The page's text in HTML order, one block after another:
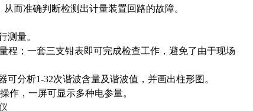
而准确判断检测出计量装置回路的故障。
测量。
程；一套三支钳表即可完成检查工作，避免了由于现场
分析1-32次谐波含量及谐波值，并画出柱形图。
作，一屏可显示多种电参量。